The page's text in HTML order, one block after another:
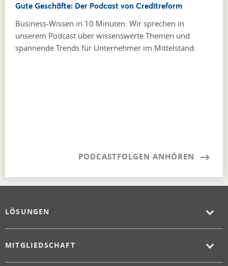
Gute Geschäfte: Der Podcast von Creditreform
Business-Wissen in 10 Minuten: Wir sprechen in
unserem Podcast über wissenswerte Themen und
spannende Trends für Unternehmer im Mittelstand.
PODCASTFOLGEN ANHÖREN
LÖSUNGEN
MITGLIEDSCHAFT